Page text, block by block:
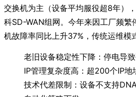
交换机为主（设备平均服役超8年）
科SD-WAN组网。今年来因工厂频繁
机故障率同比上升37%，传统运维模
老旧设备稳定性下降：停电导致
IP管理复杂度高：超200个IP地
技术代差限制：设备不支持